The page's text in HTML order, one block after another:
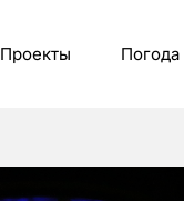
Проекты Погода